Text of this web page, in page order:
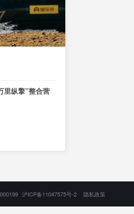
里纵擎”整合营
沪ICP备11047575号-2 隐私政策